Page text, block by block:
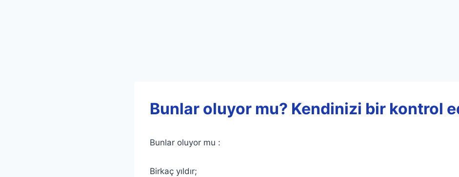
Bunlar oluyor mu? Kendinizi bir kontrol
Bunlar oluyor mu :
Birkaç yıldır;